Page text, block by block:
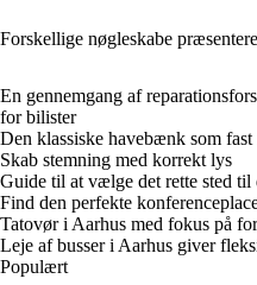
Forskellige nøgleskabe
En gennemgang af
for bilister
Den klassiske havebænk som
Skab stemning med korrekt lys
Guide til at vælge det rette sted til
Find den perfekte
Tatovør i Aarhus med fokus på
Leje af busser i Aarhus giver
Populært